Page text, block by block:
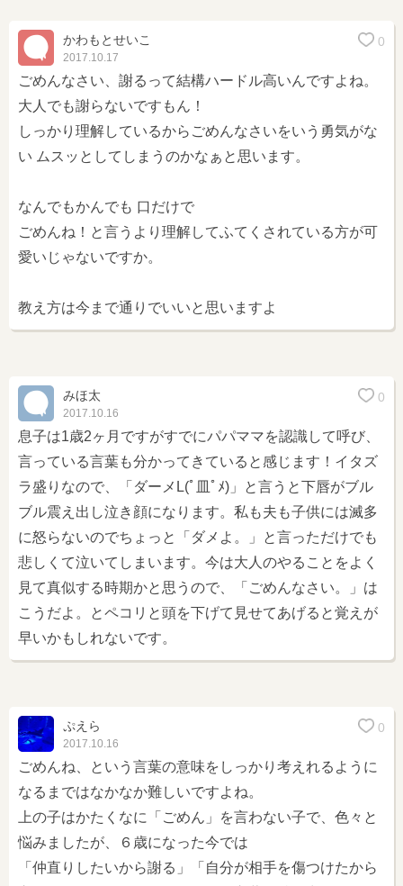
かわもとせいこ
2017.10.17
0
ごめんなさい、謝るって結構ハードル高いんですよね。
大人でも謝らないですもん！
しっかり理解しているからごめんなさいをいう勇気がな
い ムスッとしてしまうのかなぁと思います。
なんでもかんでも 口だけで
ごめんね！と言うより理解してふてくされている方が可
愛いじゃないですか。
教え方は今まで通りでいいと思いますよ
みほ太
2017.10.16
0
息子は1歳2ヶ月ですがすでにパパママを認識して呼び、
言っている言葉も分かってきていると感じます！イタズ
ラ盛りなので、「ダーメL(ﾟ皿ﾟﾒ)」と言うと下唇がブル
ブル震え出し泣き顔になります。私も夫も子供には滅多
に怒らないのでちょっと「ダメよ。」と言っただけでも
悲しくて泣いてしまいます。今は大人のやることをよく
見て真似する時期かと思うので、「ごめんなさい。」は
こうだよ。とペコリと頭を下げて見せてあげると覚えが
早いかもしれないです。
ぷえら
2017.10.16
0
ごめんね、という言葉の意味をしっかり考えれるように
なるまではなかなか難しいですよね。
上の子はかたくなに「ごめん」を言わない子で、色々と
悩みましたが、６歳になった今では
「仲直りしたいから謝る」「自分が相手を傷つけたから